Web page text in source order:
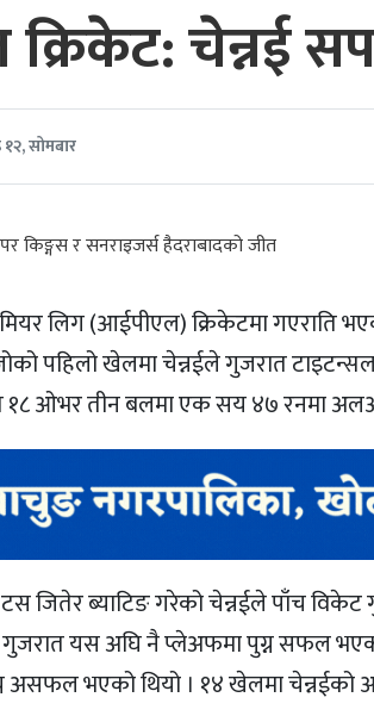
चेन्नई
सोमबार
लिग (आईपीएल) क्रिकेटमा गएराति
पहिलो खेलमा चेन्नईले गुजरात
१८ ओभर तीन बलमा एक सय ४७ रनमा
जितेर ब्याटिङ गरेको चेन्नईले पाँच
गुजरात यस अघि नै प्लेअफमा पुग्न सफल
भएको थियो । १४ खेलमा चेन्नईको